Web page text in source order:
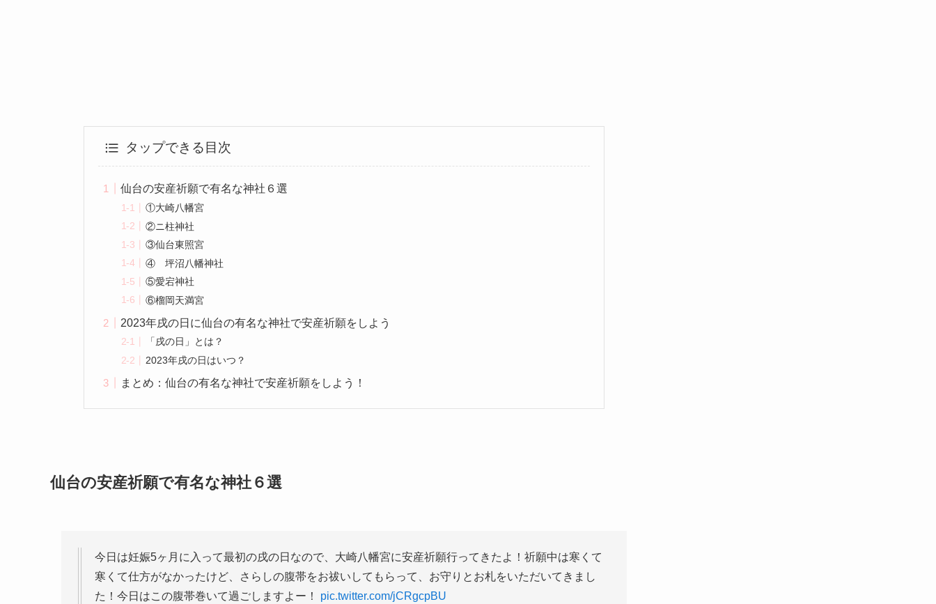
タップできる目次
仙台の安産祈願で有名な神社６選
①大崎八幡宮
②ニ柱神社
③仙台東照宮
④ 坪沼八幡神社
⑤愛宕神社
⑥榴岡天満宮
2023年戌の日に仙台の有名な神社で安産祈願をしよう
「戌の日」とは？
2023年戌の日はいつ？
まとめ：仙台の有名な神社で安産祈願をしよう！
仙台の安産祈願で有名な神社６選
今日は妊娠5ヶ月に入って最初の戌の日なので、大崎八幡宮に安産祈願行ってきたよ！祈願中は寒くて
寒くて仕方がなかったけど、さらしの腹帯をお祓いしてもらって、お守りとお札をいただいてきまし
た！今日はこの腹帯巻いて過ごしますよー！ pic.twitter.com/jCRgcpBU